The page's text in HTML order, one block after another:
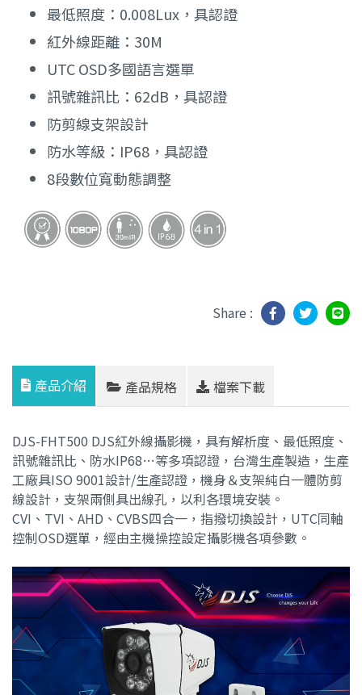
最低照度：0.008Lux，具認證
紅外線距離：30M
UTC OSD多國語言選單
訊號雜訊比：62dB，具認證
防剪線支架設計
防水等級：IP68，具認證
8段數位寬動態調整
Share :
產品介紹 產品規格 檔案下載
DJS-FHT500 DJS紅外線攝影機，具有解析度、最低照度、
訊號雜訊比、防水IP68…等多項認證，台灣生產製造，生產
工廠具ISO 9001設計/生產認證，機身＆支架純白一體防剪
線設計，支架兩側具出線孔，以利各環境安裝。
CVI、TVI、AHD、CVBS四合一，指撥切換設計，UTC同軸
控制OSD選單，經由主機操控設定攝影機各項參數。